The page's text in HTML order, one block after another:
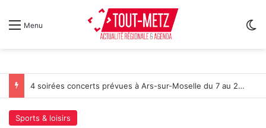
Menu
4 soirées concerts prévues à Ars-sur-Moselle du 7 au 28 août 2026
Sports & loisirs